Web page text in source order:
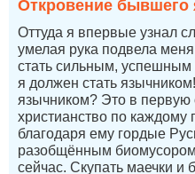
Откровение бывшего
Оттуда я впервые узнал
умелая рука подвела
стать сильным, успешным
я должен стать
язычником? Это в первую
христианство по каждому
благодаря ему гордые
разобщённым
сейчас. Скупать маечки и